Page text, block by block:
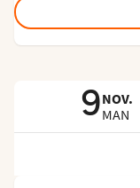
9NOV.
MAN